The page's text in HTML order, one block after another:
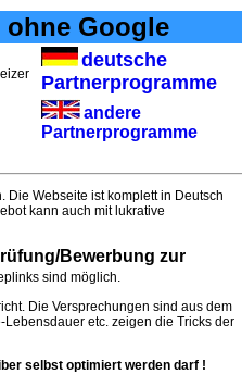
ohne Google
deutsche
Partnerprogramme
andere
Partnerprogramme
Webseite ist komplett in Deutsch
kann auch mit lukrative
Bewerbung zur
sind möglich.
Die Versprechungen sind aus dem
etc. zeigen die Tricks der
selbst optimiert werden darf !